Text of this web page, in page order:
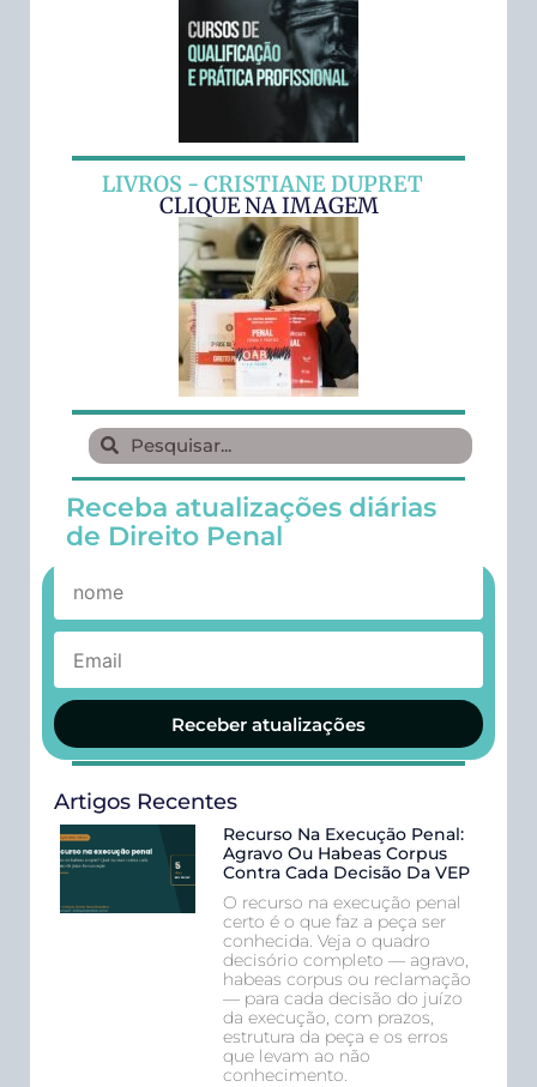
LIVROS - CRISTIANE DUPRET
CLIQUE NA IMAGEM
Receba atualizações diárias
de Direito Penal
Receber atualizações
Artigos Recentes
Recurso Na Execução Penal:
Agravo Ou Habeas Corpus
Contra Cada Decisão Da VEP
O recurso na execução penal
certo é o que faz a peça ser
conhecida. Veja o quadro
decisório completo — agravo,
habeas corpus ou reclamação
— para cada decisão do juízo
da execução, com prazos,
estrutura da peça e os erros
que levam ao não
conhecimento.